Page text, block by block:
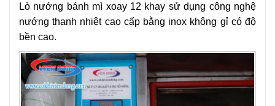
Lò nướng bánh mì xoay 12 khay sử dụng công nghệ
nướng thanh nhiệt cao cấp bằng inox không gỉ có độ
bền cao.